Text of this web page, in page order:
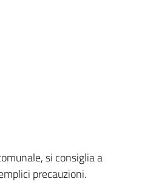
si consiglia a
precauzioni.